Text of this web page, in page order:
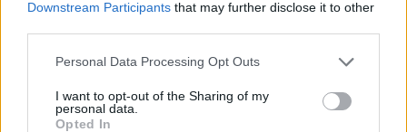
Downstream Participants that may further disclose it to other
Personal Data Processing Opt Outs
I want to opt-out of the Sharing of my
personal data.
Opted In
radarképen a felhők típusát és a csapadék valószínűségét
különböző színekkel jelöljük, de hogy néznek ki valójában ezek a
felhők, felhőtípusok és milyen jellemzőik vannak?